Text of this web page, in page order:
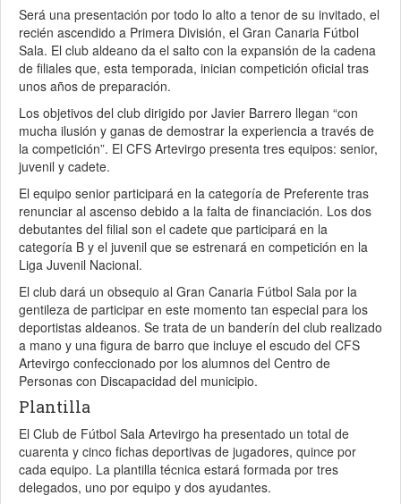
Será una presentación por todo lo alto a tenor de su invitado, el
recién ascendido a Primera División, el Gran Canaria Fútbol
Sala. El club aldeano da el salto con la expansión de la cadena
de filiales que, esta temporada, inician competición oficial tras
unos años de preparación.
Los objetivos del club dirigido por Javier Barrero llegan “con
mucha ilusión y ganas de demostrar la experiencia a través de
la competición”. El CFS Artevirgo presenta tres equipos: senior,
juvenil y cadete.
El equipo senior participará en la categoría de Preferente tras
renunciar al ascenso debido a la falta de financiación. Los dos
debutantes del filial son el cadete que participará en la
categoría B y el juvenil que se estrenará en competición en la
Liga Juvenil Nacional.
El club dará un obsequio al Gran Canaria Fútbol Sala por la
gentileza de participar en este momento tan especial para los
deportistas aldeanos. Se trata de un banderín del club realizado
a mano y una figura de barro que incluye el escudo del CFS
Artevirgo confeccionado por los alumnos del Centro de
Personas con Discapacidad del municipio.
Plantilla
El Club de Fútbol Sala Artevirgo ha presentado un total de
cuarenta y cinco fichas deportivas de jugadores, quince por
cada equipo. La plantilla técnica estará formada por tres
delegados, uno por equipo y dos ayudantes.